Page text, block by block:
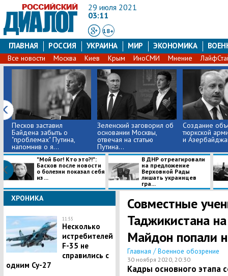
29 июля 2021
03:11
18+
ГЛАВНАЯ РОССИЯ УКРАИНА МИР ЭКОНОМИКА
Все новости Москва Киев Крым ИноСМИ Мнение
Песков заставил
Байдена забыть о
"проблемах" Путина,
напомнив о я...
Зеленский заговорил об
основании Москвы,
отвечая на статью
Путина...
Создание
тюркской
и
​"Мой Бог! Кто это?!":
Басков после новости
о болезни показал себя
из ...
В ДНР отреагировали
на предложение
Верховной Рады
лишать украинцев
гра...
ХРОНИКА
11:55
Несколько
истребителей
F-35 не
справились с
одним Су-27
​Совместные
Таджикистана
Майдон попали
Главная / Военное обозрение
30 ноября 2020, 20:30
Кадры основного этапа